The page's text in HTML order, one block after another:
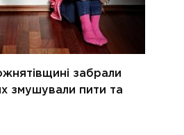
забрали
змушували пити та